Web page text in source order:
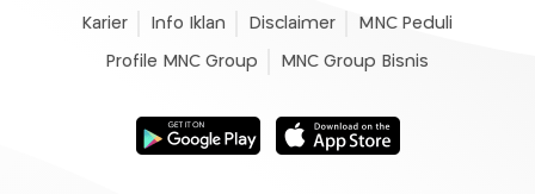
Karier Info Iklan Disclaimer MNC Peduli
Profile MNC Group MNC Group Bisnis